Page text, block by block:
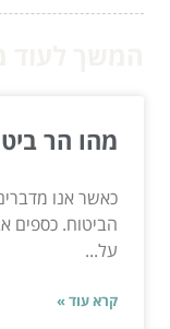
מהו הר
כאשר אנו
הביטוח. כספים
על...
קרא עוד »